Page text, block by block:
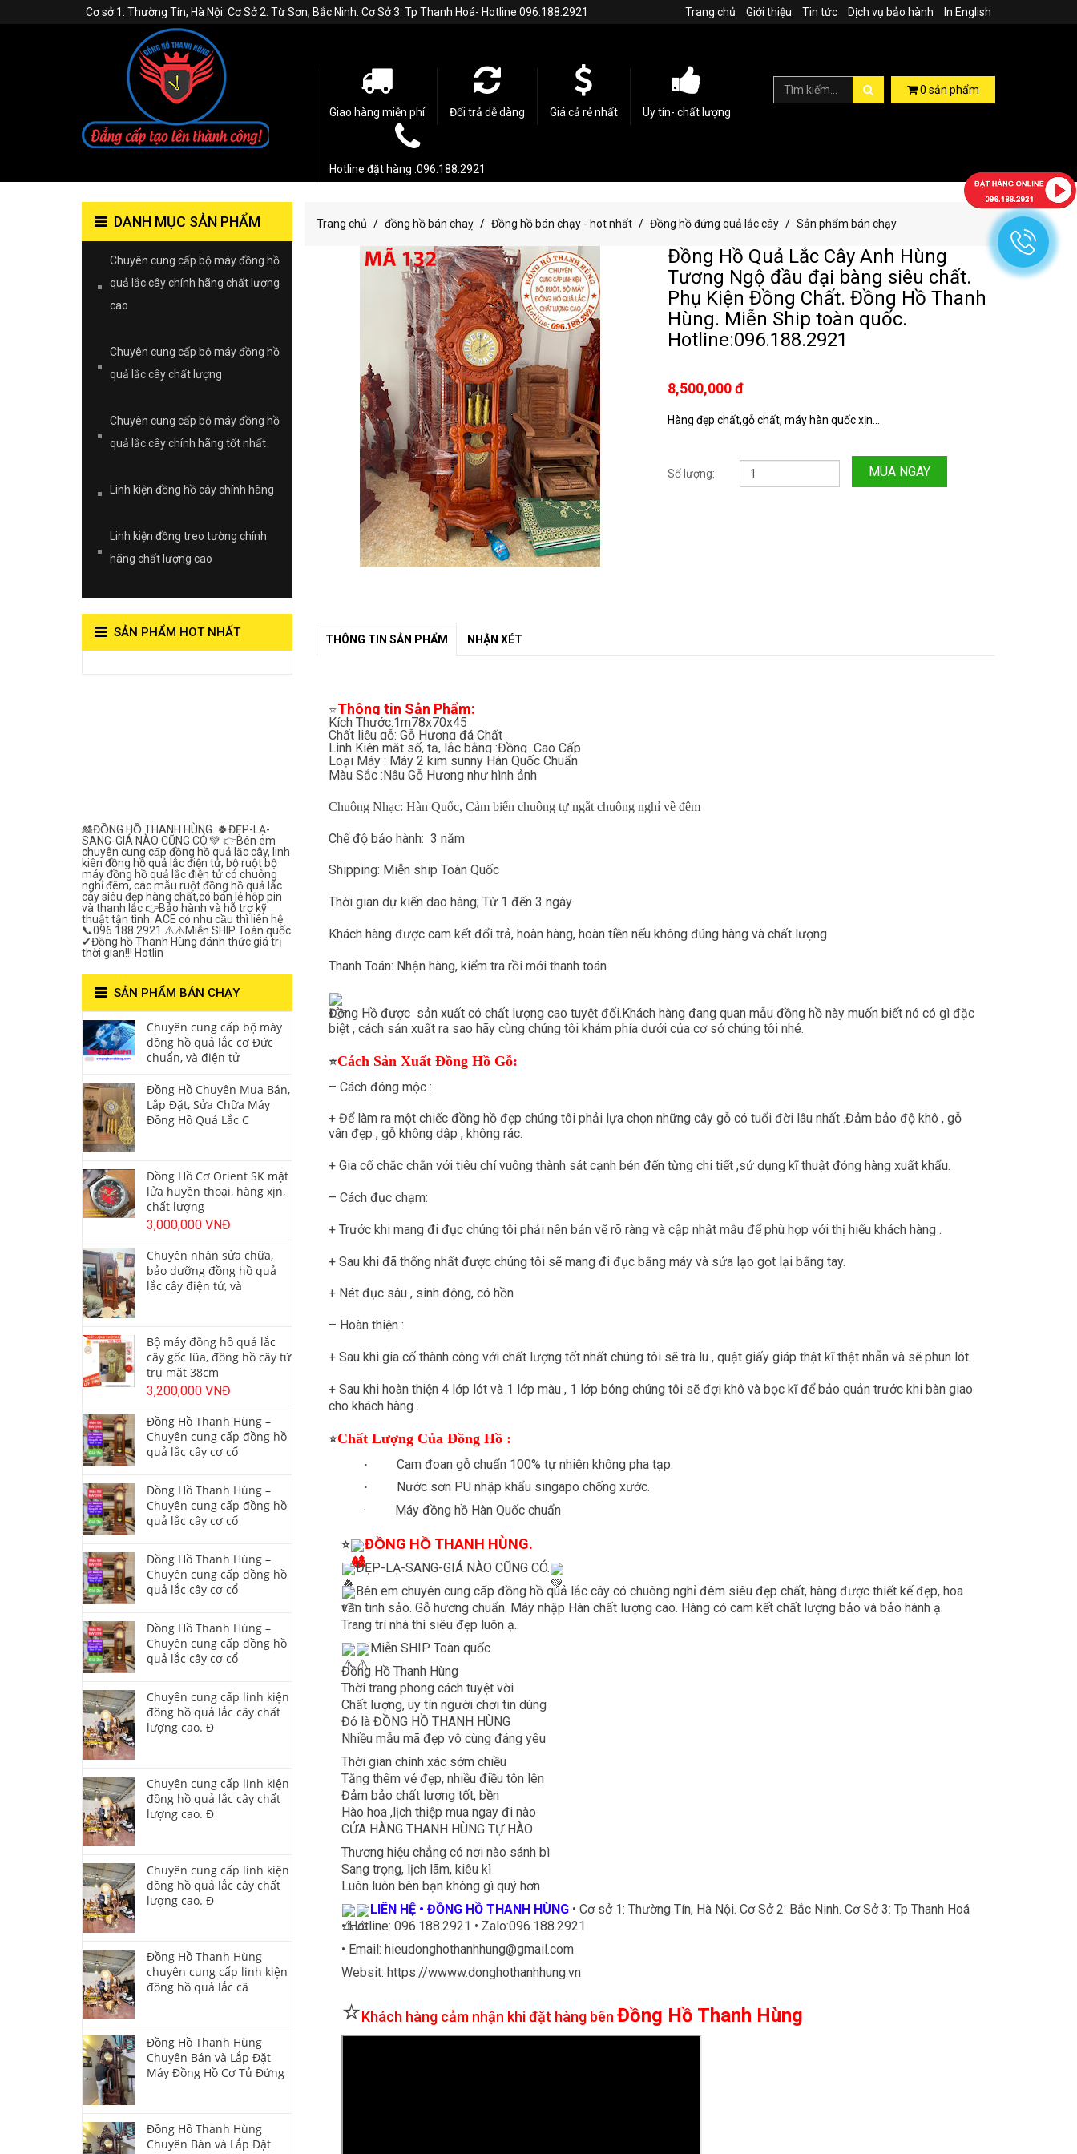
Trang chủ Giới thiệu Tin tức Dịch vụ bảo hành In English
Cơ sở 1: Thường Tín, Hà Nội. Cơ Sở 2: Từ Sơn, Bắc Ninh. Cơ Sở 3: Tp Thanh Hoá- Hotline:096.188.2921
Giao hàng miễn phí Đổi trả dễ dàng Giá cả rẻ nhất Uy tín- chất lượng
Hotline đặt hàng :096.188.2921
0 sản phẩm
Trang chủ đồng hồ bán chaỵ Đồng hồ bán chạy - hot nhất Đồng hồ đứng quả lắc cây Sản phẩm bán chạy
Đồng Hồ Quả Lắc Cây Anh Hùng
Tương Ngộ đầu đại bàng siêu chất.
Phụ Kiện Đồng Chất. Đồng Hồ Thanh
Hùng. Miễn Ship toàn quốc.
Hotline:096.188.2921
8,500,000 đ
Hàng đẹp chất,gỗ chất, máy hàn quốc xịn...
Số lượng: MUA NGAY
THÔNG TIN SẢN PHẨM NHẬN XÉT
⭐Thông tin Sản Phẩm:
Kích Thước:1m78x70x45
Chất liệu gỗ: Gỗ Hương đá Chất
Linh Kiện mặt số, tạ, lắc bằng :Đồng Cao Cấp
Loại Máy : Máy 2 kim sunny Hàn Quốc Chuẩn
Màu Sắc :Nâu Gỗ Hương như hình ảnh
Chuông Nhạc: Hàn Quốc, Cảm biến chuông tự ngắt chuông nghỉ về đêm
Chế độ bảo hành: 3 năm
Shipping: Miễn ship Toàn Quốc
Thời gian dự kiến dao hàng; Từ 1 đến 3 ngày
Khách hàng được cam kết đổi trả, hoàn hàng, hoàn tiền nếu không đúng hàng và chất lượng
Thanh Toán: Nhận hàng, kiểm tra rồi mới thanh toán
Đồng Hồ được sản xuất có chất lượng cao tuyệt đối.Khách hàng đang quan mẫu đồng hồ này muốn biết nó có gì đặc
biệt , cách sản xuất ra sao hãy cùng chúng tôi khám phía dưới của cơ sở chúng tôi nhé.
⭐Cách Sản Xuất Đồng Hồ Gỗ:
– Cách đóng mộc :
+ Để làm ra một chiếc đồng hồ đẹp chúng tôi phải lựa chọn những cây gỗ có tuổi đời lâu nhất .Đảm bảo độ khô , gỗ
vân đẹp , gỗ không dập , không rác.
+ Gia cố chắc chắn với tiêu chí vuông thành sát cạnh bén đến từng chi tiết ,sử dụng kĩ thuật đóng hàng xuất khẩu.
– Cách đục chạm:
+ Trước khi mang đi đục chúng tôi phải nên bản vẽ rõ ràng và cập nhật mẫu để phù hợp với thị hiếu khách hàng .
+ Sau khi đã thống nhất được chúng tôi sẽ mang đi đục bằng máy và sửa lạo gọt lại bằng tay.
+ Nét đục sâu , sinh động, có hồn
– Hoàn thiện :
+ Sau khi gia cố thành công với chất lượng tốt nhất chúng tôi sẽ trà lu , quật giấy giáp thật kĩ thật nhẵn và sẽ phun lót.
+ Sau khi hoàn thiện 4 lớp lót và 1 lớp màu , 1 lớp bóng chúng tôi sẽ đợi khô và bọc kĩ để bảo quản trước khi bàn giao
cho khách hàng .
⭐Chất Lượng Của Đồng Hồ :
· Cam đoan gỗ chuẩn 100% tự nhiên không pha tạp.
·
Nước sơn PU nhập khẩu singapo chống xước.
·
Máy đồng hồ Hàn Quốc chuẩn
⭐ ĐỒNG HỒ THANH HÙNG.
ĐẸP-LẠ-SANG-GIÁ NÀO CŨNG CÓ.
Bên em chuyên cung cấp đồng hồ quả lắc cây có chuông nghỉ đêm siêu đẹp chất, hàng được thiết kế đẹp, hoa
văn tinh sảo. Gỗ hương chuẩn. Máy nhập Hàn chất lượng cao. Hàng có cam kết chất lượng bảo và bảo hành ạ.
Trang trí nhà thì siêu đẹp luôn ạ..
Miễn SHIP Toàn quốc
Đồng Hồ Thanh Hùng
Thời trang phong cách tuyệt vời
Chất lượng, uy tín người chơi tin dùng
Đó là ĐỒNG HỒ THANH HÙNG
Nhiều mẫu mã đẹp vô cùng đáng yêu
Thời gian chính xác sớm chiều
Tăng thêm vẻ đẹp, nhiều điều tôn lên
Đảm bảo chất lượng tốt, bền
Hào hoa ,lịch thiệp mua ngay đi nào
CỬA HÀNG THANH HÙNG TỰ HÀO
Thương hiệu chẳng có nơi nào sánh bì
Sang trọng, lịch lãm, kiêu kì
Luôn luôn bên bạn không gì quý hơn
LIÊN HỆ • ĐỒNG HỒ THANH HÙNG• Cơ sở 1: Thường Tín, Hà Nội. Cơ Sở 2: Bắc Ninh. Cơ Sở 3: Tp Thanh Hoá
• Hotline: 096.188.2921 • Zalo:096.188.2921
• Email: hieudonghothanhhung@gmail.com
Websit: https://wwww.donghothanhhung.vn
⭐Khách hàng cảm nhận khi đặt hàng bên Đồng Hồ Thanh Hùng
DANH MỤC SẢN PHẨM
Chuyên cung cấp bộ máy đồng hồ
quả lắc cây chính hãng chất lượng
cao
Chuyên cung cấp bộ máy đồng hồ
quả lắc cây chất lượng
Chuyên cung cấp bộ máy đồng hồ
quả lắc cây chính hãng tốt nhất
Linh kiện đồng hồ cây chính hãng
Linh kiện đồng treo tường chính
hãng chất lượng cao
SẢN PHẨM HOT NHẤT
🎎ĐỒNG HỒ THANH HÙNG. 🍀ĐẸP-LẠ-
SANG-GIÁ NÀO CŨNG CÓ.💚 👉Bên em
chuyên cung cấp đồng hồ quả lắc cây, linh
kiên đồng hồ quả lắc điện tử, bộ ruột bộ
máy đồng hồ quả lắc điện tử có chuông
nghỉ đêm, các mẫu ruột đồng hồ quả lắc
cây siêu đẹp hàng chất,có bán lẻ hộp pin
và thanh lắc 👉Bảo hành và hỗ trợ kỹ
thuật tận tình. ACE có nhu cầu thì liên hệ
📞096.188.2921 ⚠️⚠️Miễn SHIP Toàn quốc
✔Đồng hồ Thanh Hùng đánh thức giá trị
thời gian!!! Hotlin
SẢN PHẨM BÁN CHẠY
Chuyên cung cấp bộ máy
đồng hồ quả lắc cơ Đức
chuẩn, và điện tử
Đồng Hồ Chuyên Mua Bán,
Lắp Đặt, Sửa Chữa Máy
Đồng Hồ Quả Lắc C
Đồng Hồ Cơ Orient SK mặt
lửa huyền thoại, hàng xịn,
chất lượng
3,000,000 VNĐ
Chuyên nhận sửa chữa,
bảo dưỡng đồng hồ quả
lắc cây điện tử, và
Bộ máy đồng hồ quả lắc
cây gốc lũa, đồng hồ cây tứ
trụ mặt 38cm
3,200,000 VNĐ
Đồng Hồ Thanh Hùng –
Chuyên cung cấp đồng hồ
quả lắc cây cơ cổ
Đồng Hồ Thanh Hùng –
Chuyên cung cấp đồng hồ
quả lắc cây cơ cổ
Đồng Hồ Thanh Hùng –
Chuyên cung cấp đồng hồ
quả lắc cây cơ cổ
Đồng Hồ Thanh Hùng –
Chuyên cung cấp đồng hồ
quả lắc cây cơ cổ
Chuyên cung cấp linh kiện
đồng hồ quả lắc cây chất
lượng cao. Đ
Chuyên cung cấp linh kiện
đồng hồ quả lắc cây chất
lượng cao. Đ
Chuyên cung cấp linh kiện
đồng hồ quả lắc cây chất
lượng cao. Đ
Đồng Hồ Thanh Hùng
chuyên cung cấp linh kiện
đồng hồ quả lắc câ
Đồng Hồ Thanh Hùng
Chuyên Bán và Lắp Đặt
Máy Đồng Hồ Cơ Tủ Đứng
Đồng Hồ Thanh Hùng
Chuyên Bán và Lắp Đặt